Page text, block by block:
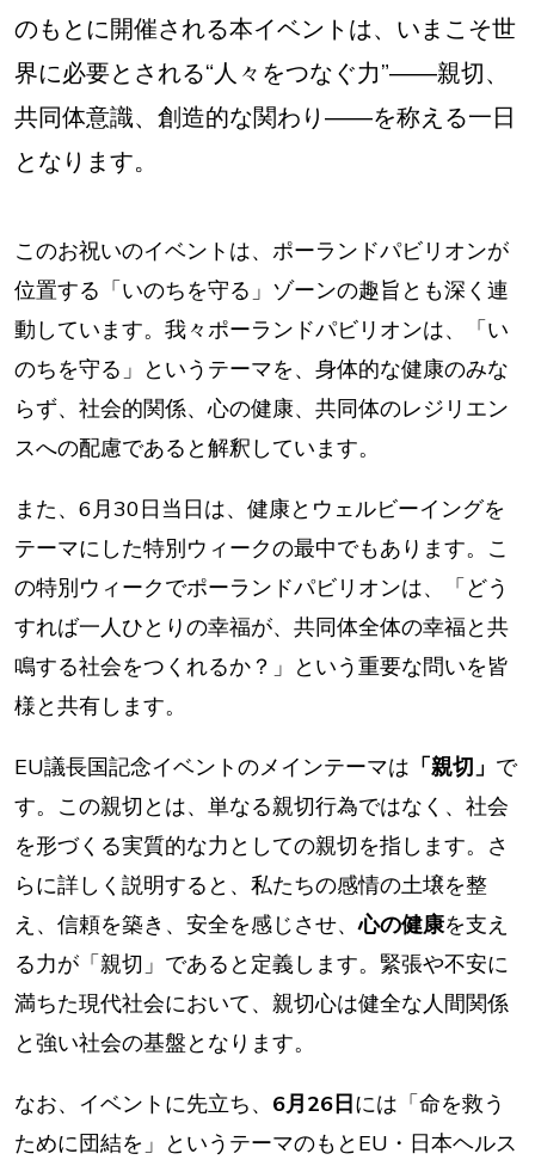
のもとに開催される本イベントは、いまこそ世
界に必要とされる“人々をつなぐ力”――親切、
共同体意識、創造的な関わり――を称える一日
となります。
このお祝いのイベントは、ポーランドパビリオンが
位置する「いのちを守る」ゾーンの趣旨とも深く連
動しています。我々ポーランドパビリオンは、「い
のちを守る」というテーマを、身体的な健康のみな
らず、社会的関係、心の健康、共同体のレジリエン
スへの配慮であると解釈しています。
また、6月30日当日は、健康とウェルビーイングを
テーマにした特別ウィークの最中でもあります。こ
の特別ウィークでポーランドパビリオンは、
「どう
すれば一人ひとりの幸福が、共同体全体の幸福と共
鳴する社会をつくれるか？」 という重要な問いを皆
様と共有します。
EU議長国記念イベントのメインテーマは 「親切」 で
す。この親切とは、単なる親切行為ではなく、社会
を形づくる実質的な力としての親切を指します。さ
らに詳しく説明すると、私たちの感情の土壌を整
え、信頼を築き、安全を感じさせ、心の健康を支え
る力が「親切」であると定義します。緊張や不安に
満ちた現代社会において、親切心は健全な人間関係
と強い社会の基盤となります。
なお、イベントに先立ち、 6月26日には「命を救う
ために団結を」というテーマのもとEU・日本ヘルス